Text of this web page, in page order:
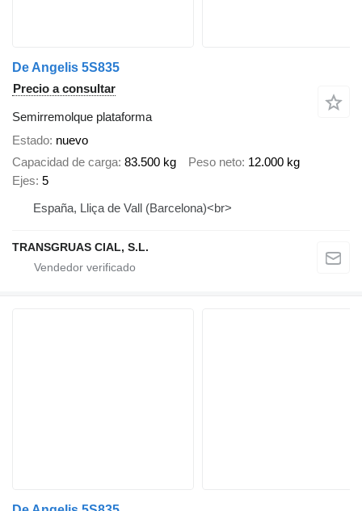
De Angelis 5S835
Precio a consultar
Semirremolque plataforma
Estado nuevo
Capacidad de carga 83.500 kg Peso neto 12.000 kg
Ejes 5
España, Lliça de Vall (Barcelona)<br>
TRANSGRUAS CIAL, S.L.